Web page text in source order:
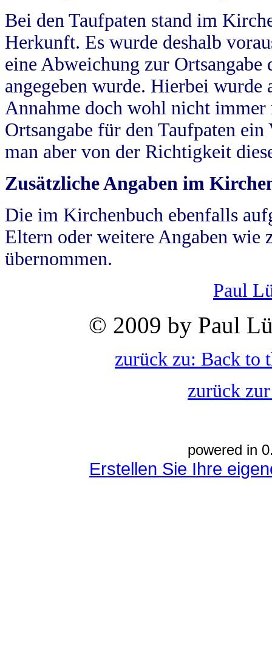
Bei den Taufpaten stand im
Herkunft. Es wurde deshalb
eine Abweichung zur
angegeben wurde. Hierbei wurde
Annahme doch wohl nicht
Ortsangabe für den Taufpaten
man aber von der Richtigkeit
Zusätzliche Angaben im
Die im Kirchenbuch ebenfalls
Eltern oder weitere Angaben wie
übernommen.
Paul
© 2009 by Paul
zurück zu: Back to
zurück
powered in
Erstellen Sie Ihre